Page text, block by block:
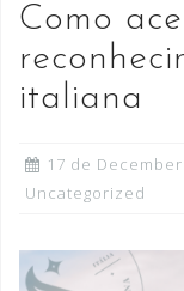
Como
italiana
17 de
Uncategorized